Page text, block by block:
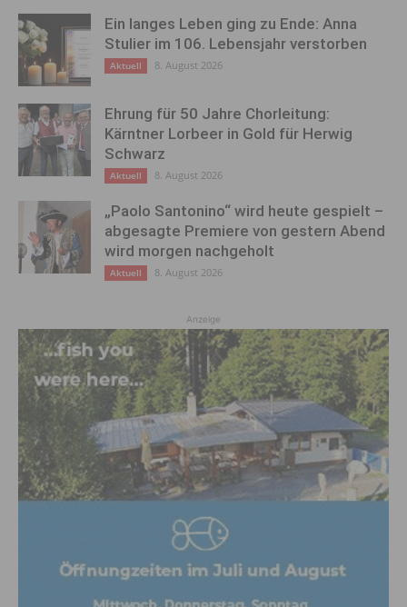
Ein langes Leben ging zu Ende: Anna
Stulier im 106. Lebensjahr verstorben
Aktuell 8. August 2026
Ehrung für 50 Jahre Chorleitung:
Kärntner Lorbeer in Gold für Herwig
Schwarz
Aktuell 8. August 2026
„Paolo Santonino“ wird heute gespielt –
abgesagte Premiere von gestern Abend
wird morgen nachgeholt
Aktuell 8. August 2026
Anzeige